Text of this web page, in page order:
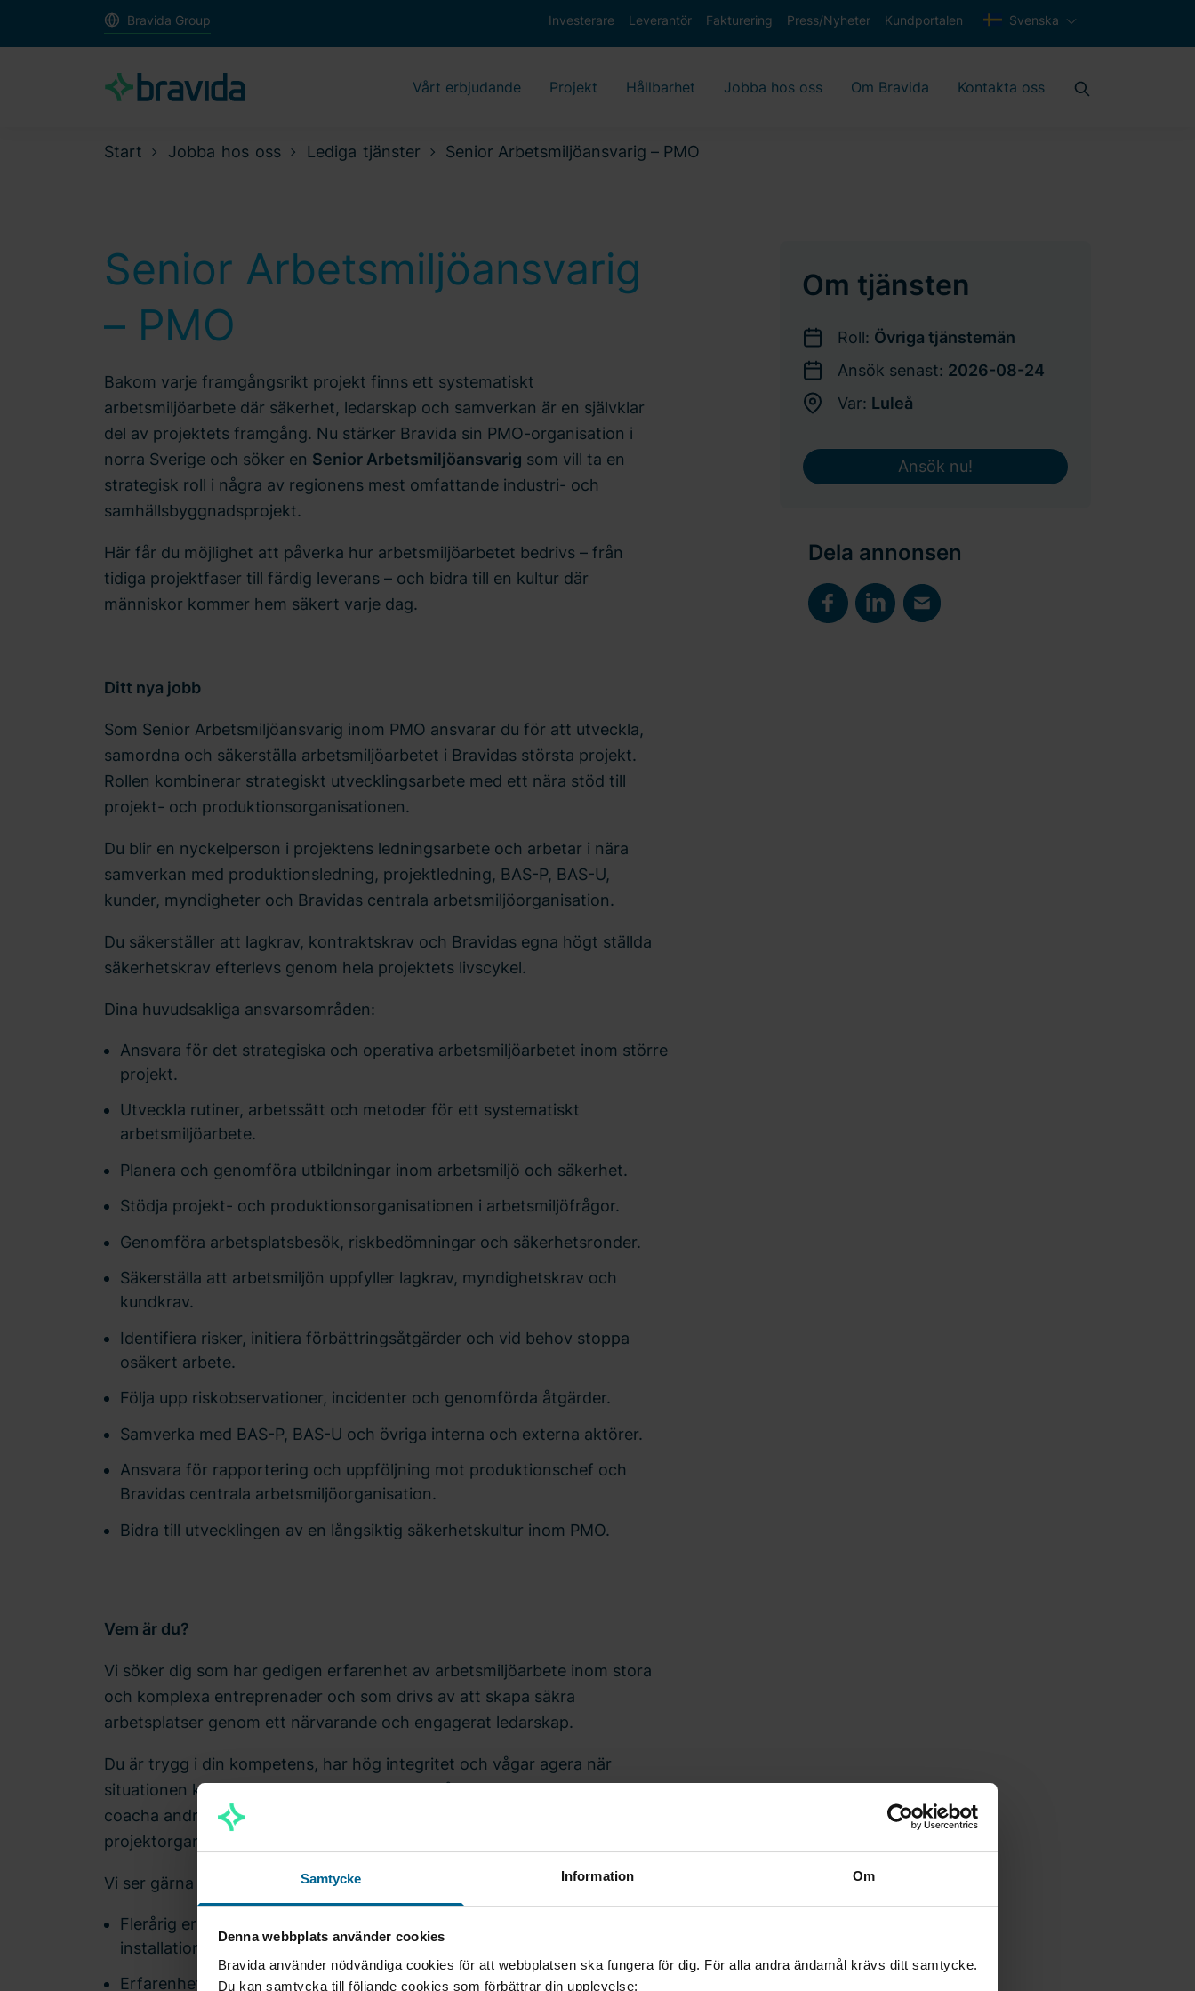
Samtycke Information Om
Denna webbplats använder cookies
Bravida använder nödvändiga cookies för att webbplatsen ska fungera för dig. För alla andra ändamål krävs ditt samtycke.
Du kan samtycka till följande cookies som förbättrar din upplevelse:
Bravida Group Investerare Leverantör Fakturering Press/Nyheter Kundportalen Svenska
Vårt erbjudande Projekt Hållbarhet Jobba hos oss Om Bravida Kontakta oss
Start Jobba hos oss Lediga tjänster Senior Arbetsmiljöansvarig – PMO
Om tjänsten
Roll: Övriga tjänstemän
Ansök senast: 2026-08-24
Var: Luleå
Ansök nu!
Dela annonsen
Senior Arbetsmiljöansvarig
– PMO
Bakom varje framgångsrikt projekt finns ett systematiskt
arbetsmiljöarbete där säkerhet, ledarskap och samverkan är en självklar
del av projektets framgång. Nu stärker Bravida sin PMO-organisation i
norra Sverige och söker en Senior Arbetsmiljöansvarig som vill ta en
strategisk roll i några av regionens mest omfattande industri- och
samhällsbyggnadsprojekt.
Här får du möjlighet att påverka hur arbetsmiljöarbetet bedrivs – från
tidiga projektfaser till färdig leverans – och bidra till en kultur där
människor kommer hem säkert varje dag.
Ditt nya jobb
Som Senior Arbetsmiljöansvarig inom PMO ansvarar du för att utveckla,
samordna och säkerställa arbetsmiljöarbetet i Bravidas största projekt.
Rollen kombinerar strategiskt utvecklingsarbete med ett nära stöd till
projekt- och produktionsorganisationen.
Du blir en nyckelperson i projektens ledningsarbete och arbetar i nära
samverkan med produktionsledning, projektledning, BAS-P, BAS-U,
kunder, myndigheter och Bravidas centrala arbetsmiljöorganisation.
Du säkerställer att lagkrav, kontraktskrav och Bravidas egna högt ställda
säkerhetskrav efterlevs genom hela projektets livscykel.
Dina huvudsakliga ansvarsområden:
Ansvara för det strategiska och operativa arbetsmiljöarbetet inom större
projekt.
Utveckla rutiner, arbetssätt och metoder för ett systematiskt
arbetsmiljöarbete.
Planera och genomföra utbildningar inom arbetsmiljö och säkerhet.
Stödja projekt- och produktionsorganisationen i arbetsmiljöfrågor.
Genomföra arbetsplatsbesök, riskbedömningar och säkerhetsronder.
Säkerställa att arbetsmiljön uppfyller lagkrav, myndighetskrav och
kundkrav.
Identifiera risker, initiera förbättringsåtgärder och vid behov stoppa
osäkert arbete.
Följa upp riskobservationer, incidenter och genomförda åtgärder.
Samverka med BAS-P, BAS-U och övriga interna och externa aktörer.
Ansvara för rapportering och uppföljning mot produktionschef och
Bravidas centrala arbetsmiljöorganisation.
Bidra till utvecklingen av en långsiktig säkerhetskultur inom PMO.
Vem är du?
Vi söker dig som har gedigen erfarenhet av arbetsmiljöarbete inom stora
och komplexa entreprenader och som drivs av att skapa säkra
arbetsplatser genom ett närvarande och engagerat ledarskap.
Du är trygg i din kompetens, har hög integritet och vågar agera när
situationen kräver det. Samtidigt har du förmågan att skapa förtroende,
coacha andra och bygga en stark säkerhetskultur tillsammans med
projektorganisationen.
Vi ser gärna att du har:
Flerårig erfarenhet i en senior arbetsmiljöroll inom bygg-, industri-,
installations- eller infrastruktursektorn.
Erfarenhet från stora och komplexa entreprenadprojekt, gärna